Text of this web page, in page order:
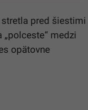
stretla pred šiestimi
medzi
opätovne